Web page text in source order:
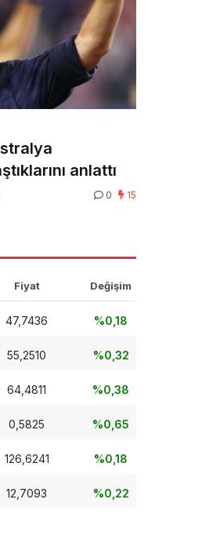
anlattı
0 15
Fiyat Değişim
47,7436 %0,18
55,2510 %0,32
64,4811 %0,38
0,5825 %0,65
126,6241 %0,18
12,7093 %0,22